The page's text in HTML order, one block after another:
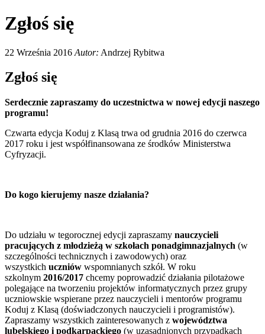
Zgłoś się
22 Września 2016 Autor: Andrzej Rybitwa
Zgłoś się
Serdecznie zapraszamy do uczestnictwa w nowej edycji naszego
programu!
Czwarta edycja Koduj z Klasą trwa od grudnia 2016 do czerwca
2017 roku i jest współfinansowana ze środków Ministerstwa
Cyfryzacji.
Do kogo kierujemy nasze działania?
Do udziału w tegorocznej edycji zapraszamy nauczycieli
pracujących z młodzieżą w szkołach ponadgimnazjalnych (w
szczególności technicznych i zawodowych) oraz
wszystkich uczniów wspomnianych szkół. W roku
szkolnym 2016/2017 chcemy poprowadzić działania pilotażowe
polegające na tworzeniu projektów informatycznych przez grupy
uczniowskie wspierane przez nauczycieli i mentorów programu
Koduj z Klasą (doświadczonych nauczycieli i programistów).
Zapraszamy wszystkich zainteresowanych z województwa
lubelskiego i podkarpackiego (w uzasadnionych przypadkach